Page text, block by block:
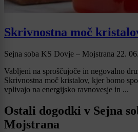
Skrivnostna moč
Sejna soba KS Dovje – Mojstrana 22.
Vabljeni na sproščujoče in negovalno
Skrivnostna moč kristalov, kjer bomo
vplivajo na energijsko ravnovesje in ...
Ostali dogodki v Sejna
Mojstrana